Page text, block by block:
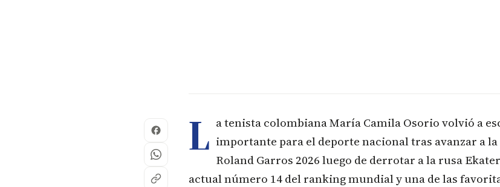
L a tenista colombiana María Camila Osorio volvió a
importante para el deporte nacional tras avanzar a la
Roland Garros 2026 luego de derrotar a la rusa
actual número 14 del ranking mundial y una de las